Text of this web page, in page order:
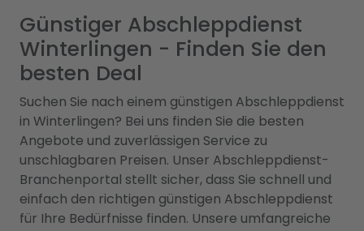
Günstiger Abschleppdienst
Winterlingen - Finden Sie den
besten Deal
Suchen Sie nach einem günstigen Abschleppdienst
in Winterlingen? Bei uns finden Sie die besten
Angebote und zuverlässigen Service zu
unschlagbaren Preisen. Unser Abschleppdienst-
Branchenportal stellt sicher, dass Sie schnell und
einfach den richtigen günstigen Abschleppdienst
für Ihre Bedürfnisse finden. Unsere umfangreiche